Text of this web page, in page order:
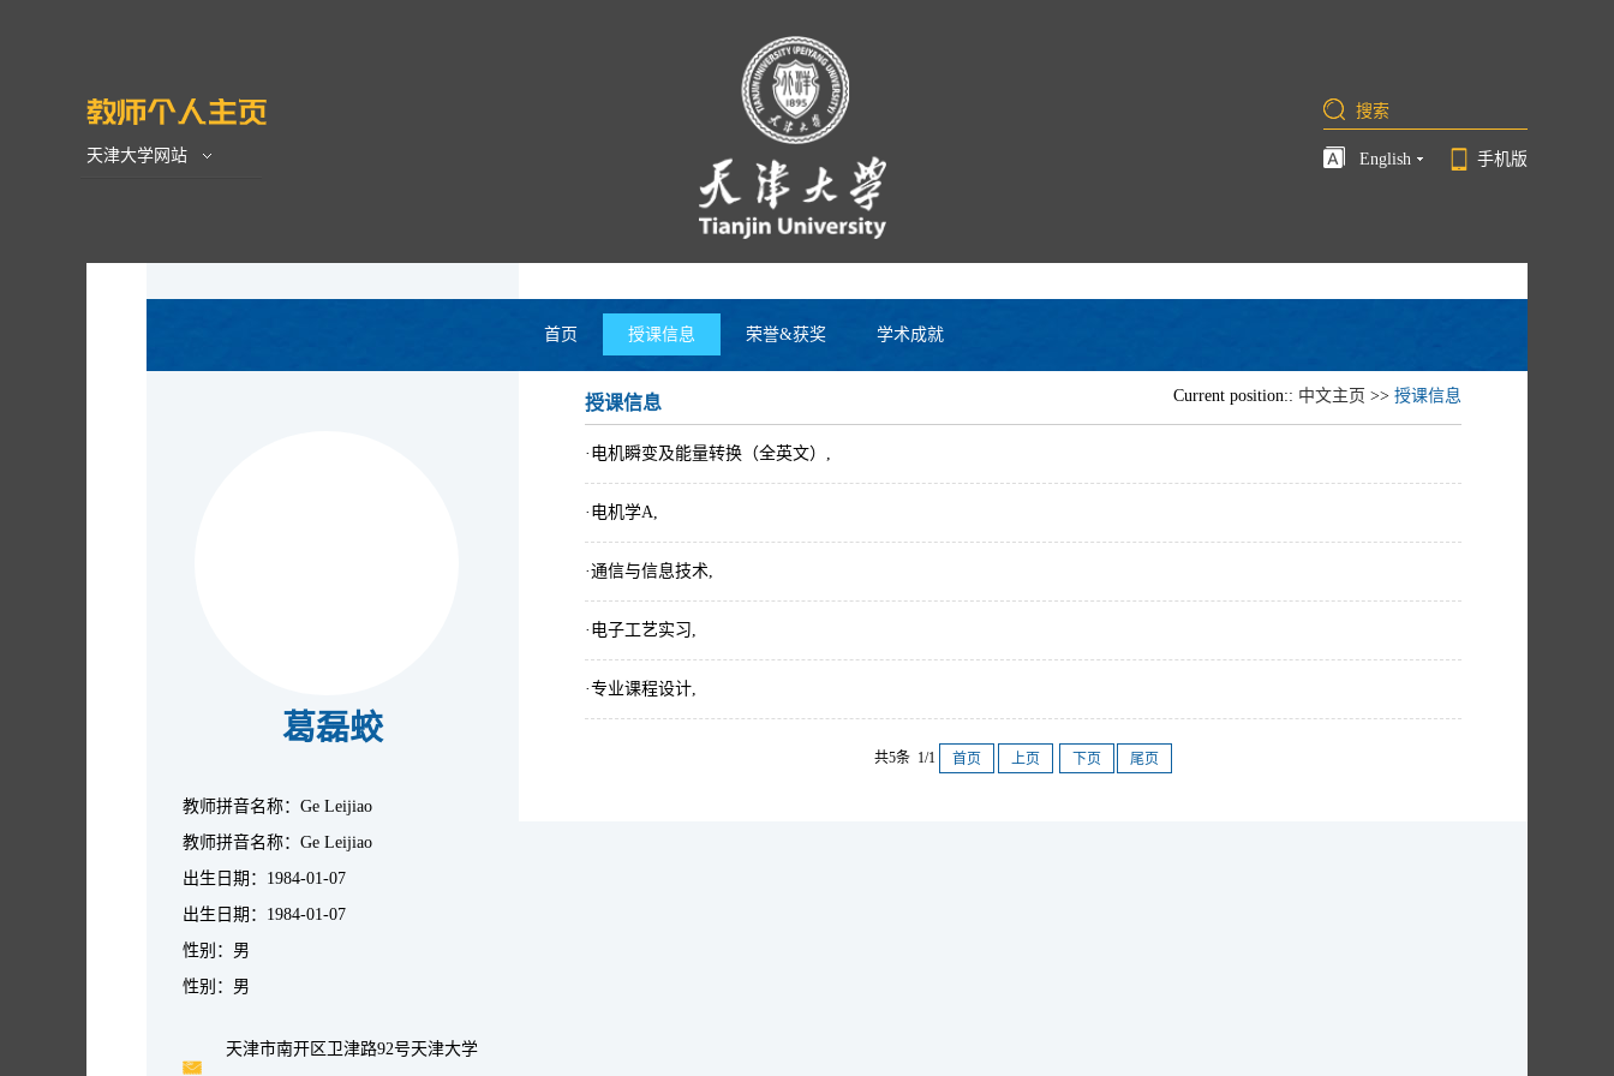
天津大学网站 English 手机版
首页 授课信息 荣誉&获奖 学术成就
葛磊蛟
教师拼音名称：Ge Leijiao
教师拼音名称：Ge Leijiao
出生日期：1984-01-07
出生日期：1984-01-07
性别：男
性别：男
天津市南开区卫津路92号天津大学
授课信息 Current position:: 中文主页 >> 授课信息
·电机瞬变及能量转换（全英文）,
·电机学A,
·通信与信息技术,
·电子工艺实习,
·专业课程设计,
共5条 1/1 首页 上页 下页 尾页